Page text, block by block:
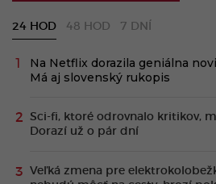
24 HOD 48 HOD 7 DNÍ
Na Netflix dorazila geniálna
Má aj slovenský rukopis
Sci-fi, ktoré odrovnalo kritikov,
Dorazí už o pár dní
Veľká zmena pre